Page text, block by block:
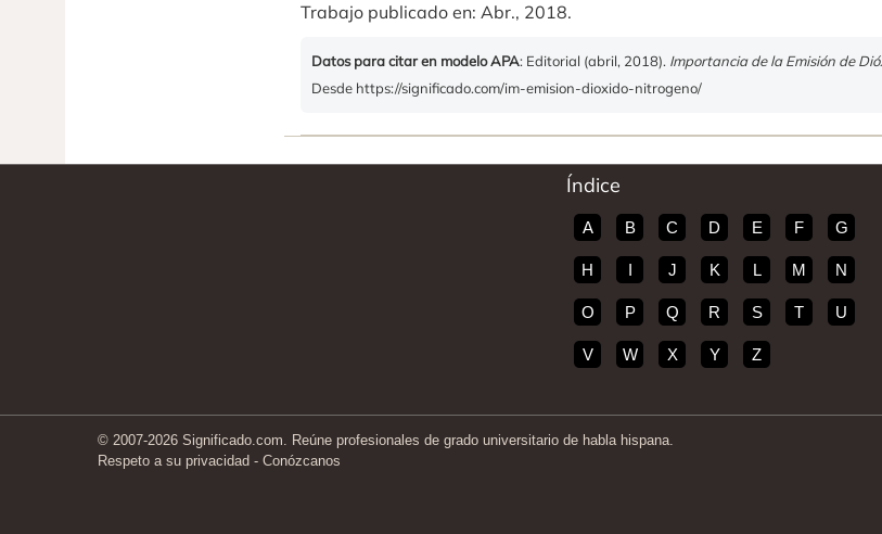
Trabajo publicado en: Abr., 2018.
Datos para citar en modelo APA: Editorial (abril, 2018). Importancia de la Emisión de
Desde https://significado.com/im-emision-dioxido-nitrogeno/
Índice
A B C D E F G
H I J K L M N
O P Q R S T U
V W X Y Z
© 2007-2026 Significado.com. Reúne profesionales de grado universitario de habla hispana.
Respeto a su privacidad - Conózcanos